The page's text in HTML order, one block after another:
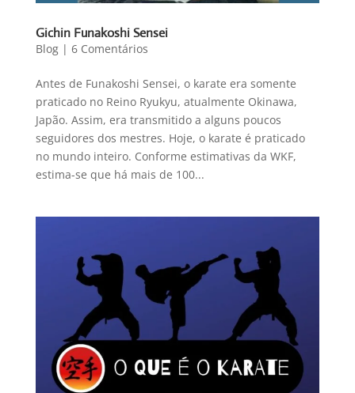
Gichin Funakoshi Sensei
Blog| 6 Comentários
Antes de Funakoshi Sensei, o karate era somente
praticado no Reino Ryukyu, atualmente Okinawa,
Japão. Assim, era transmitido a alguns poucos
seguidores dos mestres. Hoje, o karate é praticado
no mundo inteiro. Conforme estimativas da WKF,
estima-se que há mais de 100...